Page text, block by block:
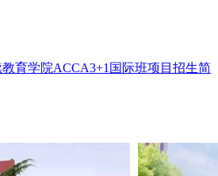
教育学院ACCA3+1国际班项目招生简